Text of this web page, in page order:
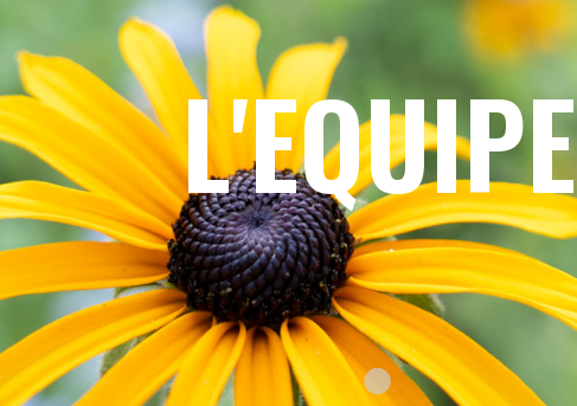
Texte du slide
L'EQUIPE